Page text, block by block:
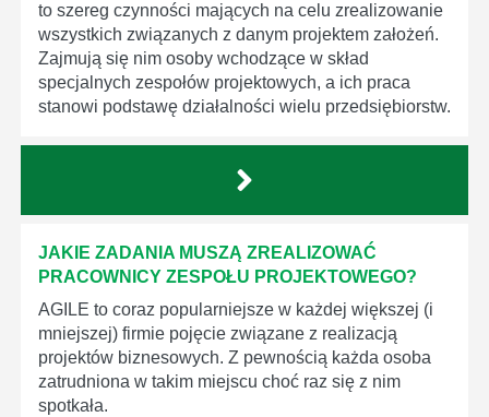
to szereg czynności mających na celu zrealizowanie
wszystkich związanych z danym projektem założeń.
Zajmują się nim osoby wchodzące w skład
specjalnych zespołów projektowych, a ich praca
stanowi podstawę działalności wielu przedsiębiorstw.
JAKIE ZADANIA MUSZĄ ZREALIZOWAĆ
PRACOWNICY ZESPOŁU PROJEKTOWEGO?
AGILE to coraz popularniejsze w każdej większej (i
mniejszej) firmie pojęcie związane z realizacją
projektów biznesowych. Z pewnością każda osoba
zatrudniona w takim miejscu choć raz się z nim
spotkała.